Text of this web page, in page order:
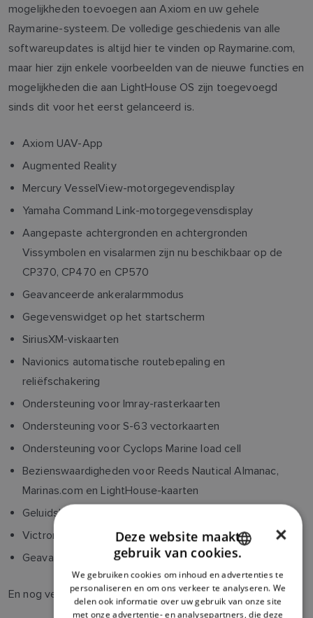
mogelijkheden toevoegen aan Axiom en uw gehele
Raymarine-systeem. De volledige geschiedenis van alle
softwareupdates is altijd hier te vinden op Raymarine.com,
maar hier zijn enkele voorbeelden van de nieuwe functies en
mogelijkheden die aan LightHouse OS zijn toegevoegd
sinds dit voor het eerst gelanceerd is.
Axiom UAV-App
Augmented Reality
Mercury VesselView-motorgegevendisplay
Yamaha Command Link-motorgegevensdisplay
Aangepaste achtergronden en achtergronden
Vissymbolen en visalarmen zijn nu beschikbaar op de
CP370, CP470 en CP570
Geavanceerde ankeralarmmodus
Gegevenswidget op het startscherm
SiriusXM-viskaarten
Navionics automatische routebepaling en
reliëfschakering
Ondersteuning voor Imray-rasterkaarten
Ondersteuning voor S-63 vectorkaarten
Ondersteuning voor Cyclops Marine load cell
Bezienswaardigheden voor Reeds Nautical Almanac,
Marinas.com en LightHouse-kaarten
Geluidsbediening in de zijbalk voor Marine Stereo's
Victron accubeheersysteem
Geavanceerde hulpmiddelen voor zeilen
En nog veel meer!
ENGLISH
FRENCH
DANISH
×
Deze website maakt
gebruik van cookies.
We gebruiken cookies om inhoud en advertenties te
personaliseren en om ons verkeer te analyseren. We
delen ook informatie over uw gebruik van onze site
met onze advertentie- en analysepartners, die deze